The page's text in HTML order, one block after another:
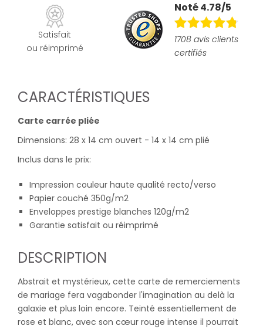
Satisfait
ou réimprimé
Noté 4.78/5
1708 avis clients
certifiés
CARACTÉRISTIQUES
Carte carrée pliée
Dimensions: 28 x 14 cm ouvert - 14 x 14 cm plié
Inclus dans le prix:
Impression couleur haute qualité recto/verso
Papier couché 350g/m2
Enveloppes prestige blanches 120g/m2
Garantie satisfait ou réimprimé
DESCRIPTION
Abstrait et mystérieux, cette carte de remerciements
de mariage fera vagabonder l'imagination au delà la
galaxie et plus loin encore. Teinté essentiellement de
rose et blanc, avec son cœur rouge intense il pourrait